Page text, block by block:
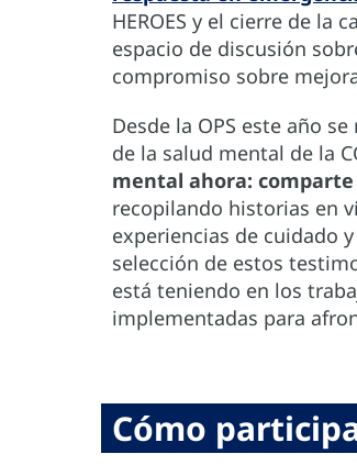
HEROES y el cierre de la
espacio de discusión
compromiso sobre
Desde la OPS este año
de la salud mental de la
mental ahora:
recopilando historias en
experiencias de cuidado
selección de estos
está teniendo en los
implementadas para
Cómo